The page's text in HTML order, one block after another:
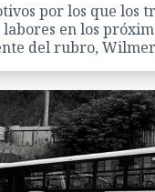
por los que los
en los
del rubro,